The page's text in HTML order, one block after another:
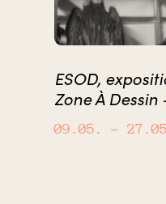
ESOD,
Zone À Dessin
09.05. –